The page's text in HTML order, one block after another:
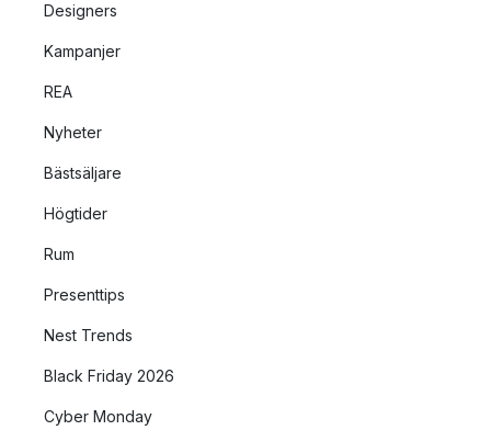
Designers
Kampanjer
REA
Nyheter
Bästsäljare
Högtider
Rum
Presenttips
Nest Trends
Black Friday 2026
Cyber Monday